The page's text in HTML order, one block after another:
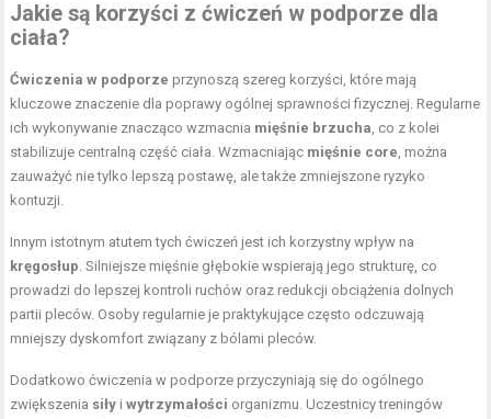
Jakie są korzyści z ćwiczeń w podporze dla
ciała?
Ćwiczenia w podporze przynoszą szereg korzyści, które mają
kluczowe znaczenie dla poprawy ogólnej sprawności fizycznej. Regularne
ich wykonywanie znacząco wzmacnia mięśnie brzucha, co z kolei
stabilizuje centralną część ciała. Wzmacniając mięśnie core, można
zauważyć nie tylko lepszą postawę, ale także zmniejszone ryzyko
kontuzji.
Innym istotnym atutem tych ćwiczeń jest ich korzystny wpływ na
kręgosłup. Silniejsze mięśnie głębokie wspierają jego strukturę, co
prowadzi do lepszej kontroli ruchów oraz redukcji obciążenia dolnych
partii pleców. Osoby regularnie je praktykujące często odczuwają
mniejszy dyskomfort związany z bólami pleców.
Dodatkowo ćwiczenia w podporze przyczyniają się do ogólnego
zwiększenia siły iwytrzymałości organizmu. Uczestnicy treningów